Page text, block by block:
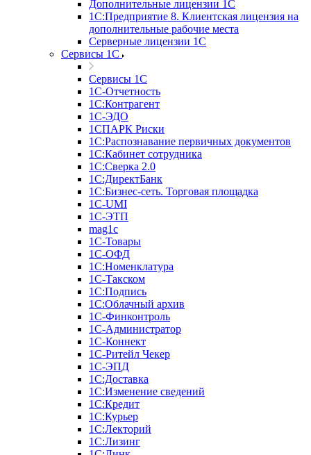
Дополнительные лицензии 1С
1С:Предприятие 8. Клиентская лицензия на
дополнительные рабочие места
Серверные лицензии 1С
Сервисы 1С
Сервисы 1С
1С-Отчетность
1С:Контрагент
1С-ЭДО
1СПАРК Риски
1С:Распознавание первичных документов
1С:Кабинет сотрудника
1С:Сверка 2.0
1С:ДиректБанк
1С:Бизнес-сеть. Торговая площадка
1С-UMI
1С-ЭТП
mag1c
1С-Товары
1С-ОФД
1С:Номенклатура
1С-Такском
1С:Подпись
1С:Облачный архив
1С-Финконтроль
1С-Администратор
1С-Коннект
1С-Ритейл Чекер
1С-ЭПД
1С:Доставка
1С:Изменение сведений
1С:Кредит
1С:Курьер
1С:Лекторий
1С:Лизинг